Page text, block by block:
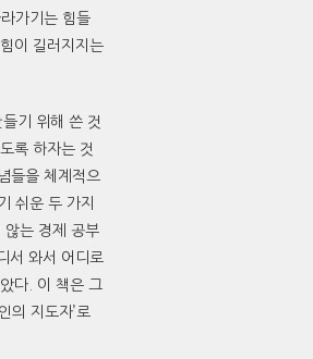
가기는 힘들
이 길러지지는
기 위해 쓴 것
록 하자는 것
들을 체계적으
쉬운 두 가지
않는 경제 공부
서 와서 어디로
다. 이 책은 그
의 지도자’로